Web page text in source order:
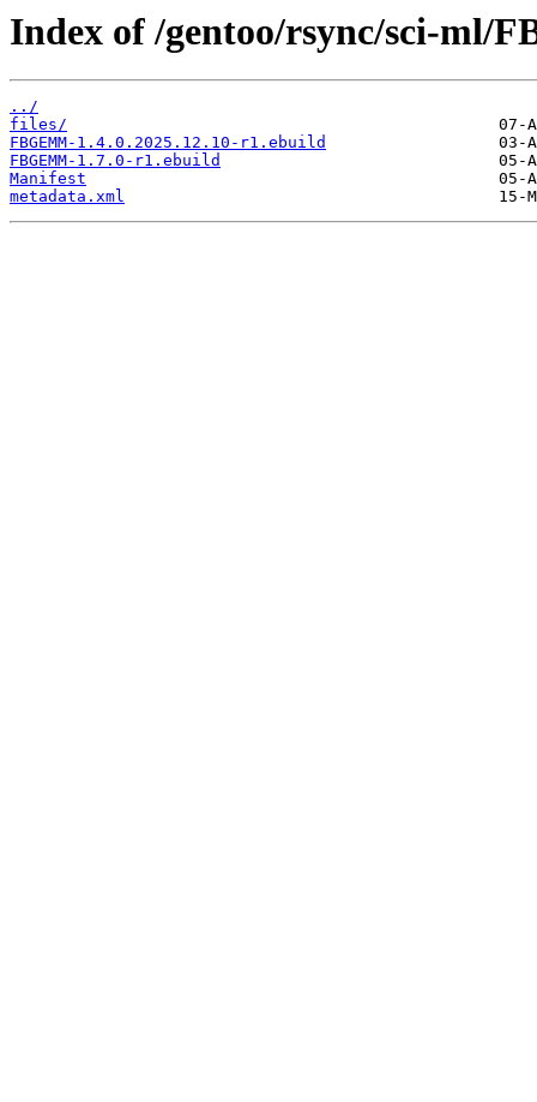
Index of /gentoo/rsync/sci-ml/
../
files/
FBGEMM-1.4.0.2025.12.10-r1.ebuild
FBGEMM-1.7.0-r1.ebuild
Manifest
metadata.xml